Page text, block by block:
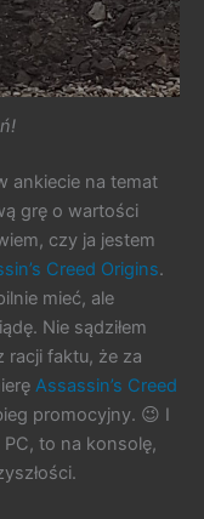
ankiecie na temat
grę o wartości
czy ja jestem
Creed Origins.
mieć, ale
Nie sądziłem
racji faktu, że za
Assassin’s Creed
promocyjny. 😉 I
to na konsolę,